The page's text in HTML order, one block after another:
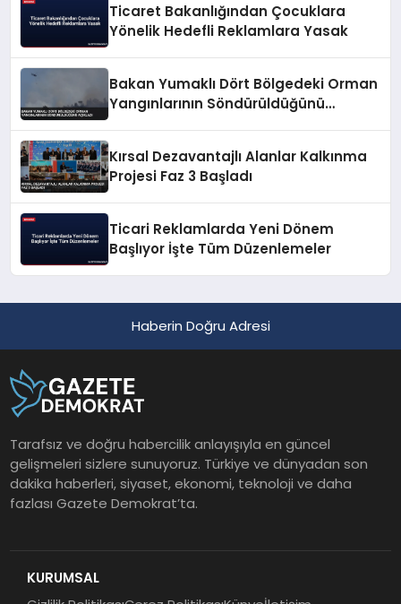
Ticaret Bakanlığından Çocuklara
Yönelik Hedefli Reklamlara Yasak
Bakan Yumaklı Dört Bölgedeki Orman
Yangınlarının Söndürüldüğünü
Kırsal Dezavantajlı Alanlar Kalkınma
Projesi Faz 3 Başladı
Ticari Reklamlarda Yeni Dönem
Başlıyor İşte Tüm Düzenlemeler
Haberin Doğru Adresi
Tarafsız ve doğru habercilik anlayışıyla en güncel
gelişmeleri sizlere sunuyoruz. Türkiye ve dünyadan son
dakika haberleri, siyaset, ekonomi, teknoloji ve daha
fazlası Gazete Demokrat’ta.
KURUMSAL